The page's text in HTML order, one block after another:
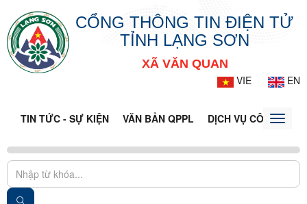
CỔNG THÔNG TIN ĐIỆN TỬ
TỈNH LẠNG SƠN
XÃ VĂN QUAN
VIE
EN
TIN TỨC - SỰ KIỆN VĂN BẢN QPPL DỊCH VỤ CÔNGToggle